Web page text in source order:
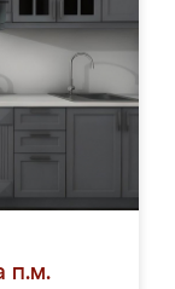
п.м.